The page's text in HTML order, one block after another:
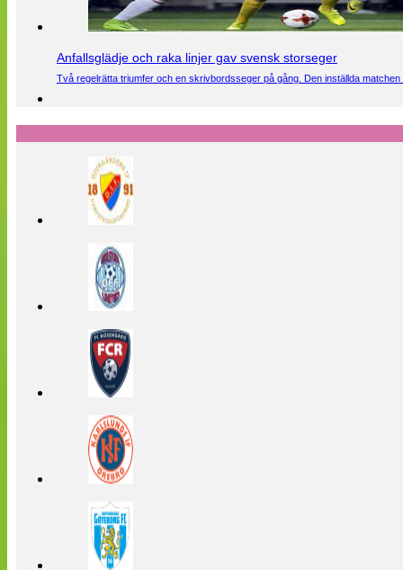
Anfallsglädje och raka linjer gav svensk storseger
Två regelrätta triumfer och en skrivbordsseger på gång. Den inställda